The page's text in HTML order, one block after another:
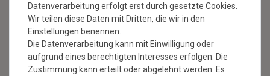
Alles über unsere Produkte, Verlegetipps und neueste
Entdeckungen.
Datenverarbeitung erfolgt erst durch gesetzte Cookies.
Wir teilen diese Daten mit Dritten, die wir in den
Einstellungen benennen.
Die Datenverarbeitung kann mit Einwilligung oder
aufgrund eines berechtigten Interesses erfolgen. Die
Zustimmung kann erteilt oder abgelehnt werden. Es